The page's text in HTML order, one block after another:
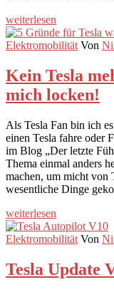
weiterlesen
Elektromobilität Von
Kein Tesla
mich locken!
Als Tesla Fan bin ich
einen Tesla fahre oder
im Blog „Der letzte
Thema einmal anders
machen, um micht von
wesentliche Dinge
weiterlesen
Elektromobilität Von
Tesla Update